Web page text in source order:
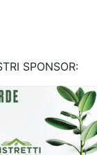
SPONSOR: